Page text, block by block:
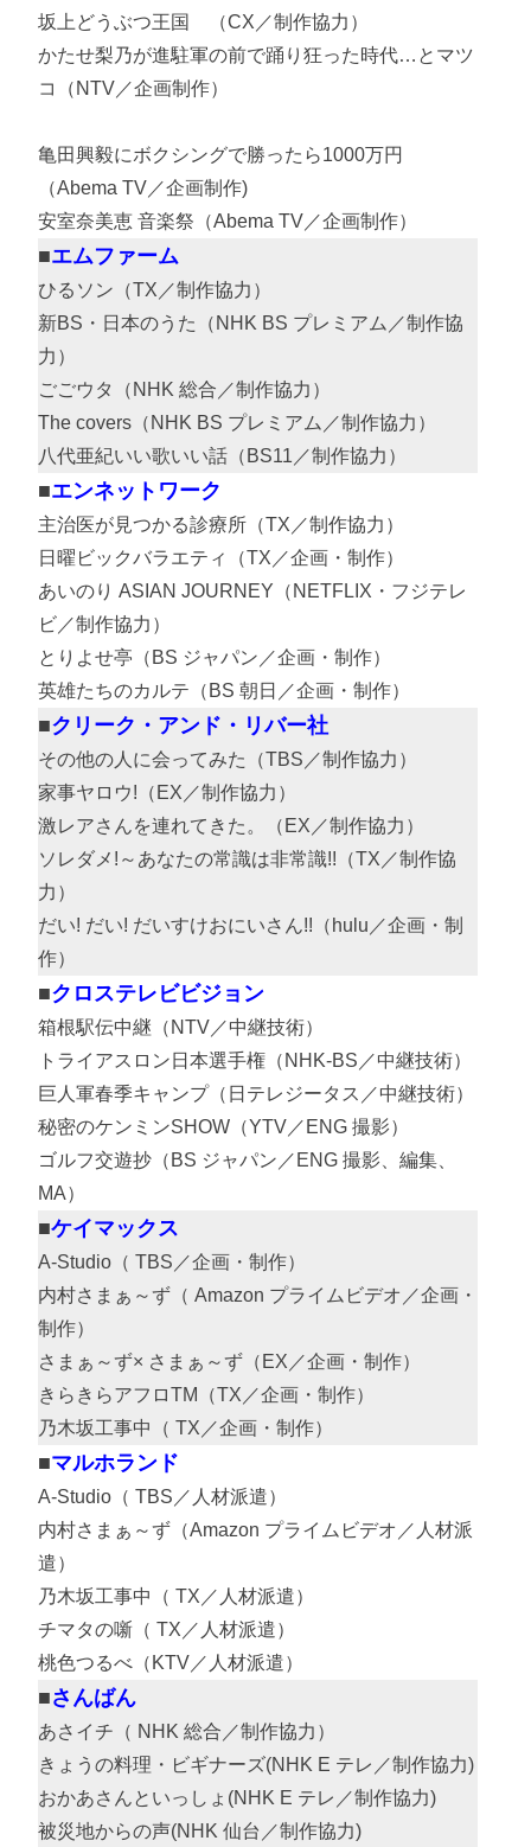
坂上どうぶつ王国 （CX／制作協力）
かたせ梨乃が進駐軍の前で踊り狂った時代…とマツ
コ（NTV／企画制作）
亀田興毅にボクシングで勝ったら1000万円
（Abema TV／企画制作)
安室奈美恵 音楽祭（Abema TV／企画制作）
エムファーム
ひるソン（TX／制作協力）
新BS・日本のうた（NHK BS プレミアム／制作協
力）
ごごウタ（NHK 総合／制作協力）
The covers（NHK BS プレミアム／制作協力）
八代亜紀いい歌いい話（BS11／制作協力）
エンネットワーク
主治医が見つかる診療所（TX／制作協力）
日曜ビックバラエティ（TX／企画・制作）
あいのり ASIAN JOURNEY（NETFLIX・フジテレ
ビ／制作協力）
とりよせ亭（BS ジャパン／企画・制作）
英雄たちのカルテ（BS 朝日／企画・制作）
クリーク・アンド・リバー社
その他の人に会ってみた（TBS／制作協力）
家事ヤロウ!（EX／制作協力）
激レアさんを連れてきた。（EX／制作協力）
ソレダメ!～あなたの常識は非常識!!（TX／制作協
力）
だい! だい! だいすけおにいさん!!（hulu／企画・制
作）
クロステレビビジョン
箱根駅伝中継（NTV／中継技術）
トライアスロン日本選手権（NHK-BS／中継技術）
巨人軍春季キャンプ（日テレジータス／中継技術）
秘密のケンミンSHOW（YTV／ENG 撮影）
ゴルフ交遊抄（BS ジャパン／ENG 撮影、編集、
MA）
ケイマックス
A-Studio（ TBS／企画・制作）
内村さまぁ～ず（ Amazon プライムビデオ／企画・
制作）
さまぁ～ず× さまぁ～ず（EX／企画・制作）
きらきらアフロTM（TX／企画・制作）
乃木坂工事中（ TX／企画・制作）
マルホランド
A-Studio（ TBS／人材派遣）
内村さまぁ～ず（Amazon プライムビデオ／人材派
遣）
乃木坂工事中（ TX／人材派遣）
チマタの噺（ TX／人材派遣）
桃色つるべ（KTV／人材派遣）
さんばん
あさイチ（ NHK 総合／制作協力）
きょうの料理・ビギナーズ(NHK E テレ／制作協力)
おかあさんといっしょ(NHK E テレ／制作協力)
被災地からの声(NHK 仙台／制作協力)